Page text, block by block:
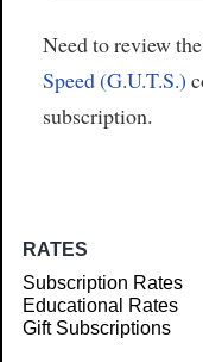
Need to review
Speed (G.U.T.S.)
subscription.
RATES
Subscription Rates
Educational Rates
Gift Subscriptions